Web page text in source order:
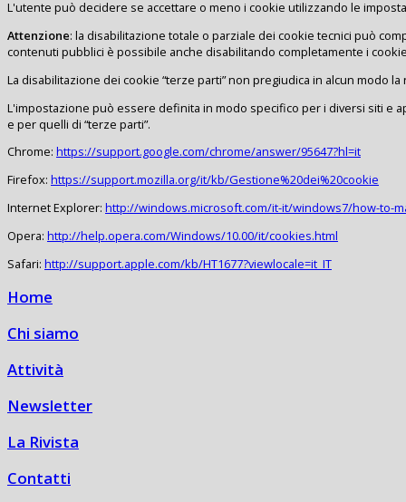
L'utente può decidere se accettare o meno i cookie utilizzando le
Attenzione: la disabilitazione totale o parziale dei cookie tecnici può
contenuti pubblici è possibile anche disabilitando completamente i
La disabilitazione dei cookie “terze parti” non pregiudica in alcun modo la
L'impostazione può essere definita in modo specifico per i diversi siti e
e per quelli di “terze parti”.
Chrome: https://support.google.com/chrome/answer/95647?hl=it
Firefox: https://support.mozilla.org/it/kb/Gestione%20dei%20cookie
Internet Explorer: http://windows.microsoft.com/it-it/windows7/how-to-
Opera: http://help.opera.com/Windows/10.00/it/cookies.html
Safari: http://support.apple.com/kb/HT1677?viewlocale=it_IT
Home
Chi siamo
Attività
Newsletter
La Rivista
Contatti